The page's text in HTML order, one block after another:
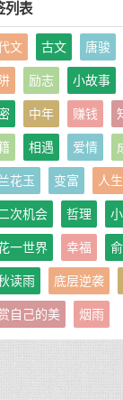
列表
文 古文 唐骏
励志 小故事
中年 赚钱
相遇 爱情
花玉 变富 人生
次机会 哲理
一世界 幸福
读雨 底层逆袭
自己的美 烟雨